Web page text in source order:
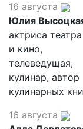
16 августа
Юлия
актриса театра
и кино,
телеведущая,
кулинар, автор
кулинарных
16 августа